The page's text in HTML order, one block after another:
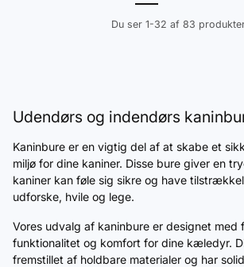
Du ser 1-32 af 83
Udendørs og indendørs
Kaninbure er en vigtig del af at skabe et
miljø for dine kaniner. Disse bure giver en
kaniner kan føle sig sikre og have
udforske, hvile og lege.
Vores udvalg af kaninbure er designet med
funktionalitet og komfort for dine kæledyr.
fremstillet af holdbare materialer og har